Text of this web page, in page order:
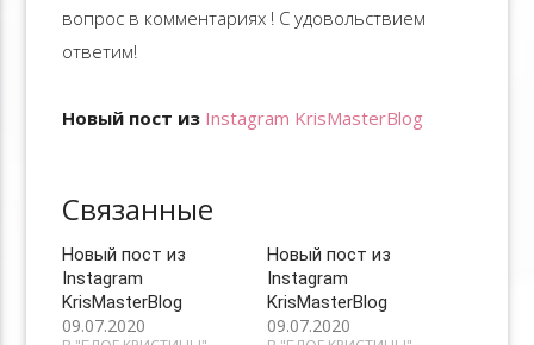
вопрос в комментариях ! С удовольствием
ответим!
Новый пост из Instagram KrisMasterBlog
Связанные
Новый пост из
Instagram
KrisMasterBlog
09.07.2020
Новый пост из
Instagram
KrisMasterBlog
09.07.2020